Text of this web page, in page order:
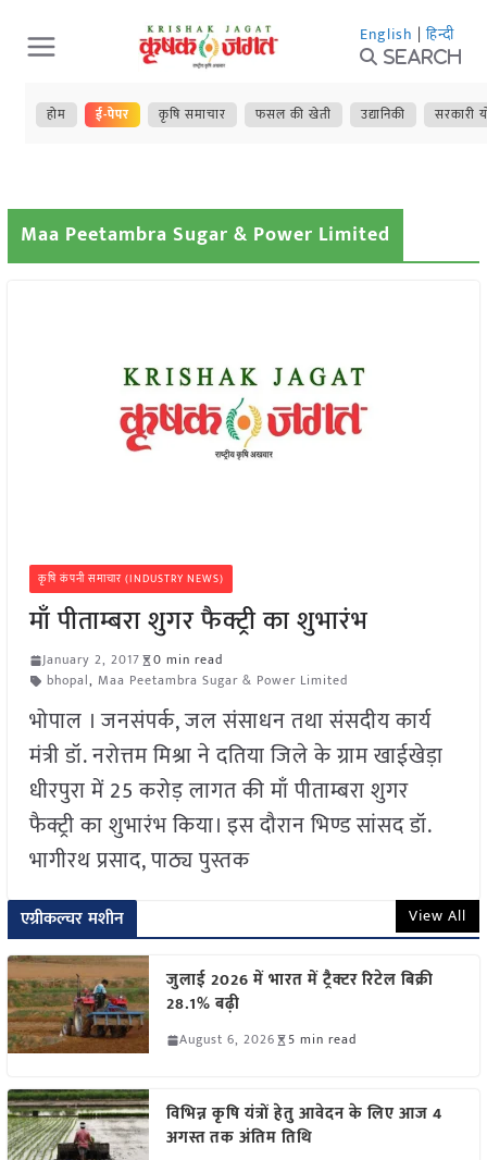
Skip
to
content
English | हिन्दी
Search
होम ई-पेपर कृषि समाचार फसल की खेती उद्यानिकी सरकारी
Maa Peetambra Sugar & Power Limited
कृषि कंपनी समाचार (INDUSTRY NEWS)
माँ पीताम्बरा शुगर फैक्ट्री का शुभारंभ
January 2, 2017
0 min read
bhopal, Maa Peetambra Sugar & Power Limited
भोपाल । जनसंपर्क, जल संसाधन तथा संसदीय कार्य
मंत्री डॉ. नरोत्तम मिश्रा ने दतिया जिले के ग्राम खाईखेड़ा
धीरपुरा में 25 करोड़ लागत की माँ पीताम्बरा शुगर
फैक्ट्री का शुभारंभ किया। इस दौरान भिण्ड सांसद डॉ.
भागीरथ प्रसाद, पाठ्य पुस्तक
एग्रीकल्चर मशीन View All
जुलाई 2026 में भारत में ट्रैक्टर रिटेल बिक्री
28.1% बढ़ी
August 6, 2026 5 min read
विभिन्न कृषि यंत्रों हेतु आवेदन के लिए आज 4
अगस्त तक अंतिम तिथि